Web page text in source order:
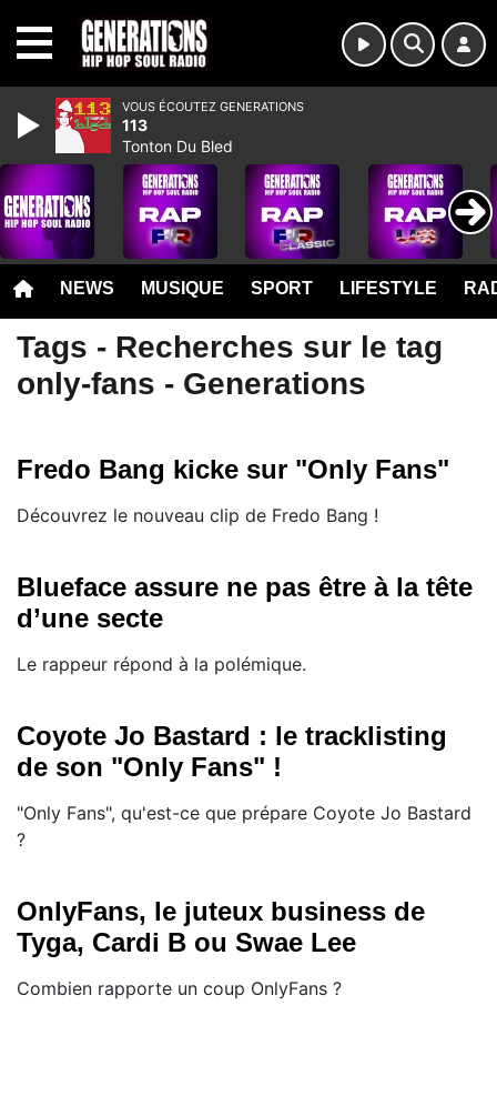
NEWS MUSIQUE SPORT LIFESTYLE
Tags - Recherches sur le tag
only-fans - Generations
Fredo Bang kicke sur "Only Fans"
Découvrez le nouveau clip de Fredo Bang !
Blueface assure ne pas être à la tête
d’une secte
Le rappeur répond à la polémique.
Coyote Jo Bastard : le tracklisting
de son "Only Fans" !
"Only Fans", qu'est-ce que prépare Coyote Jo Bastard
?
OnlyFans, le juteux business de
Tyga, Cardi B ou Swae Lee
Combien rapporte un coup OnlyFans ?
VOUS ÉCOUTEZ GENERATIONS
113
Tonton Du Bled